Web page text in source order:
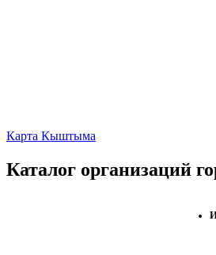
Карта Кыштыма
Каталог организаций